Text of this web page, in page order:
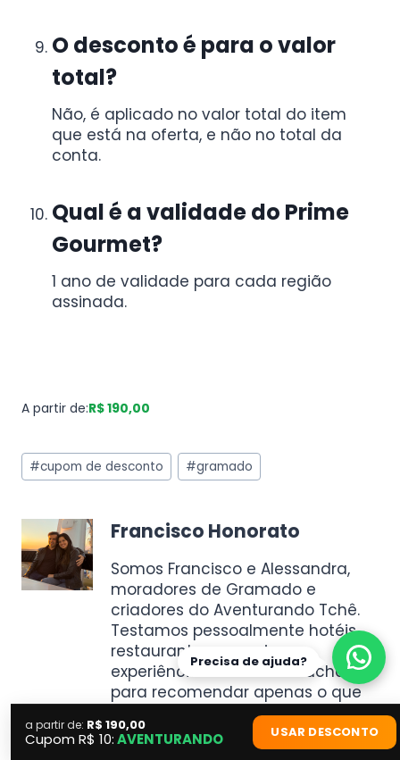
O desconto é para o valor
total?
Não, é aplicado no valor total do item
que está na oferta, e não no total da
conta.
Qual é a validade do Prime
Gourmet?
1 ano de validade para cada região
assinada.
A partir de:R$ 190,00
#cupom de desconto #gramado
Francisco Honorato
Somos Francisco e Alessandra,
moradores de Gramado e
criadores do Aventurando Tchê.
Testamos pessoalmente hotéis,
restaurantes, passeios e
experiências na Serra Gaúcha
para recomendar apenas o que
realmente vale a pena.
Milhares de viajantes já usaram
Precisa de ajuda?
a partir de: R$ 190,00
Cupom R$ 10:AVENTURANDO USAR DESCONTO